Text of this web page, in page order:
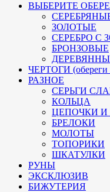
ВЫБЕРИТЕ
ЗОЛОТЫЕ
СЕРЕБРО С
БРОНЗОВЫЕ
ЧЕРТОГИ (обереги
РАЗНОЕ
СЕРЬГИ
КОЛЬЦА
ЦЕПОЧКИ
БРЕЛОКИ
МОЛОТЫ
ТОПОРИКИ
ШКАТУЛКИ
РУНЫ
ЭКСКЛЮЗИВ
БИЖУТЕРИЯ